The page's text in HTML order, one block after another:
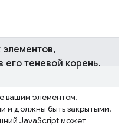
,
его теневой корень.
вашим элементом,
и должны быть закрытыми.
JavaScript может